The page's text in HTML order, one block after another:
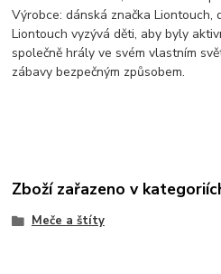
Výrobce: dánská značka Liontouch,
Liontouch vyzývá děti, aby byly
společně hrály ve svém vlastním
zábavy bezpečným způsobem.
Zboží zařazeno v
Meče a štíty